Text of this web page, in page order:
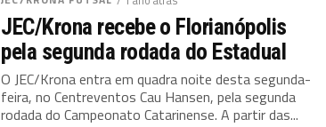
JEC/Krona recebe o Florianópolis
pela segunda rodada do Estadual
O JEC/Krona entra em quadra noite desta segunda-
feira, no Centreventos Cau Hansen, pela segunda
rodada do Campeonato Catarinense. A partir das...